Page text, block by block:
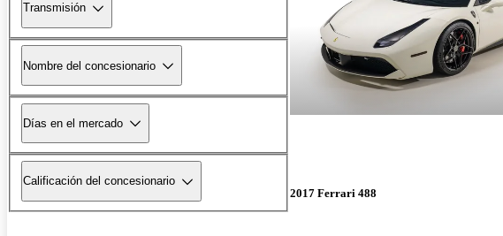
Transmisión
Nombre del concesionario
Días en el mercado
Calificación del concesionario
2017 Ferrari 488